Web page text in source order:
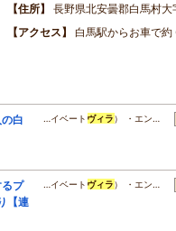
住所
長野県北安曇郡白馬村
アクセス
白馬駅からお車で約
白
…イベート ヴィラ） ・エン…
プ
【連
…イベート ヴィラ） ・エン…